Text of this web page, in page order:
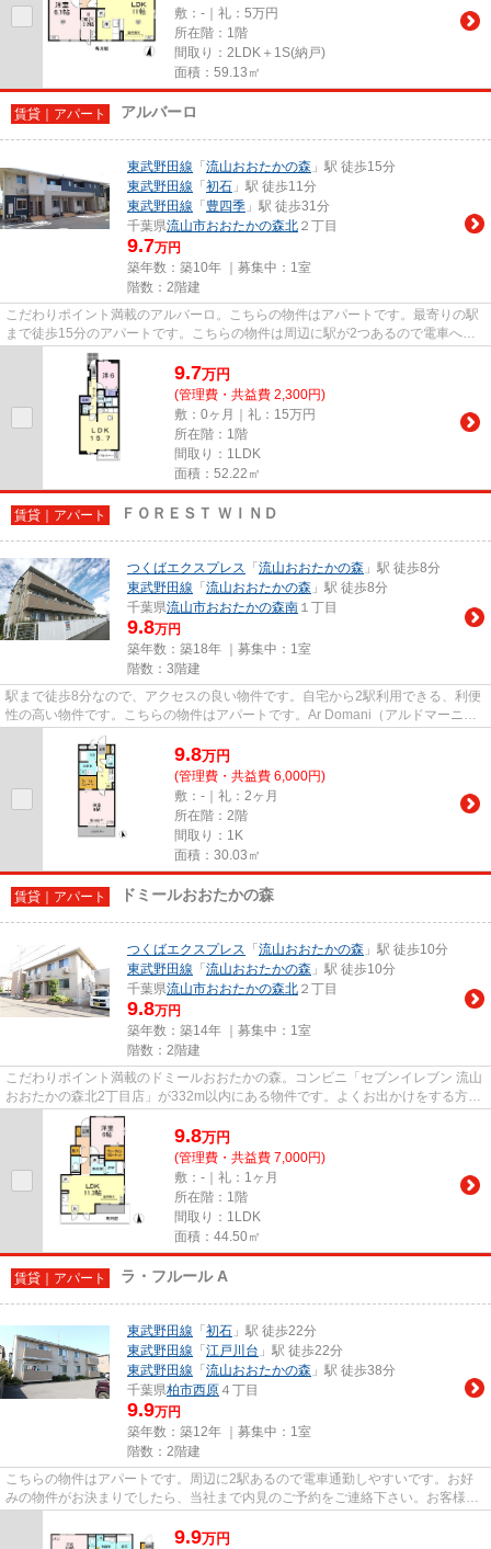
敷：-｜礼：5万円
所在階：1階
間取り：2LDK＋1S(納戸)
面積：59.13㎡
賃貸｜アパート アルバーロ
東武野田線 「 流山おおたかの森 」駅 徒歩15分
東武野田線 「 初石 」駅 徒歩11分
東武野田線 「 豊四季 」駅 徒歩31分
千葉県流山市おおたかの森北 ２丁目
9.7万円
築年数：築10年 ｜募集中： 1室
階数：2階建
こだわりポイント満載のアルバーロ。こちらの物件はアパートです。最寄りの駅
まで徒歩15分のアパートです。こちらの物件は周辺に駅が2つあるので電車への
アクセスが便利な物件です。当...
9.7万円
(管理費・共益費 2,300円)
敷：0ヶ月｜礼：15万円
所在階：1階
間取り：1LDK
面積：52.22㎡
賃貸｜アパート ＦＯＲＥＳＴ ＷＩＮＤ
つくばエクスプレス 「 流山おおたかの森 」駅 徒歩8分
東武野田線 「 流山おおたかの森 」駅 徒歩8分
千葉県流山市おおたかの森南 １丁目
9.8万円
築年数：築18年 ｜募集中： 1室
階数：3階建
駅まで徒歩8分なので、アクセスの良い物件です。自宅から2駅利用できる、利便
性の高い物件です。こちらの物件はアパートです。Ar Domani（アルドマーニ）
は、流山市で地元の方に愛され...
9.8万円
(管理費・共益費 6,000円)
敷：-｜礼：2ヶ月
所在階：2階
間取り：1K
面積：30.03㎡
賃貸｜アパート ドミールおおたかの森
つくばエクスプレス 「 流山おおたかの森 」駅 徒歩10分
東武野田線 「 流山おおたかの森 」駅 徒歩10分
千葉県流山市おおたかの森北 ２丁目
9.8万円
築年数：築14年 ｜募集中： 1室
階数：2階建
こだわりポイント満載のドミールおおたかの森。コンビニ「セブンイレブン 流山
おおたかの森北2丁目店」が332m以内にある物件です。よくお出かけをする方に
も便利な、2駅利用可能なアパ...
9.8万円
(管理費・共益費 7,000円)
敷：-｜礼：1ヶ月
所在階：1階
間取り：1LDK
面積：44.50㎡
賃貸｜アパート ラ・フルール A
東武野田線 「 初石 」駅 徒歩22分
東武野田線 「 江戸川台 」駅 徒歩22分
東武野田線 「 流山おおたかの森 」駅 徒歩38分
千葉県柏市西原 ４丁目
9.9万円
築年数：築12年 ｜募集中： 1室
階数：2階建
こちらの物件はアパートです。周辺に2駅あるので電車通勤しやすいです。お好
みの物件がお決まりでしたら、当社まで内見のご予約をご連絡下さい。お客様の
9.9万円